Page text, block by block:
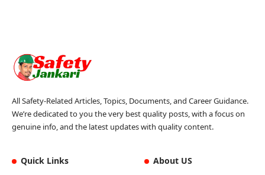
All Safety-Related Articles, Topics, Documents, and Career Guidance.
We’re dedicated to you the very best quality posts, with a focus on
genuine info, and the latest updates with quality content.
Quick Links About US